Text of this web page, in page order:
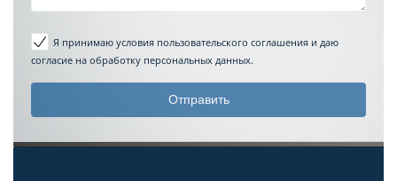
Я принимаю условия пользовательского соглашения и даю
согласие на обработку персональных данных.